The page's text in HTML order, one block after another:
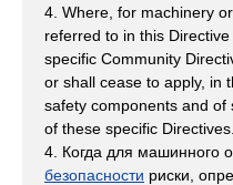
4. Where, for machinery or
referred to in this
specific Community
or shall cease to apply, in
safety components and of
of these specific Directives.
4. Когда для машинного
безопасности риски,